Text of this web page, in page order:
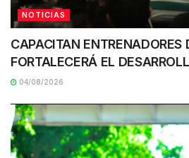
NOTICIAS
CAPACITAN ENTRENADORES
FORTALECERÁ EL
04/08/2026